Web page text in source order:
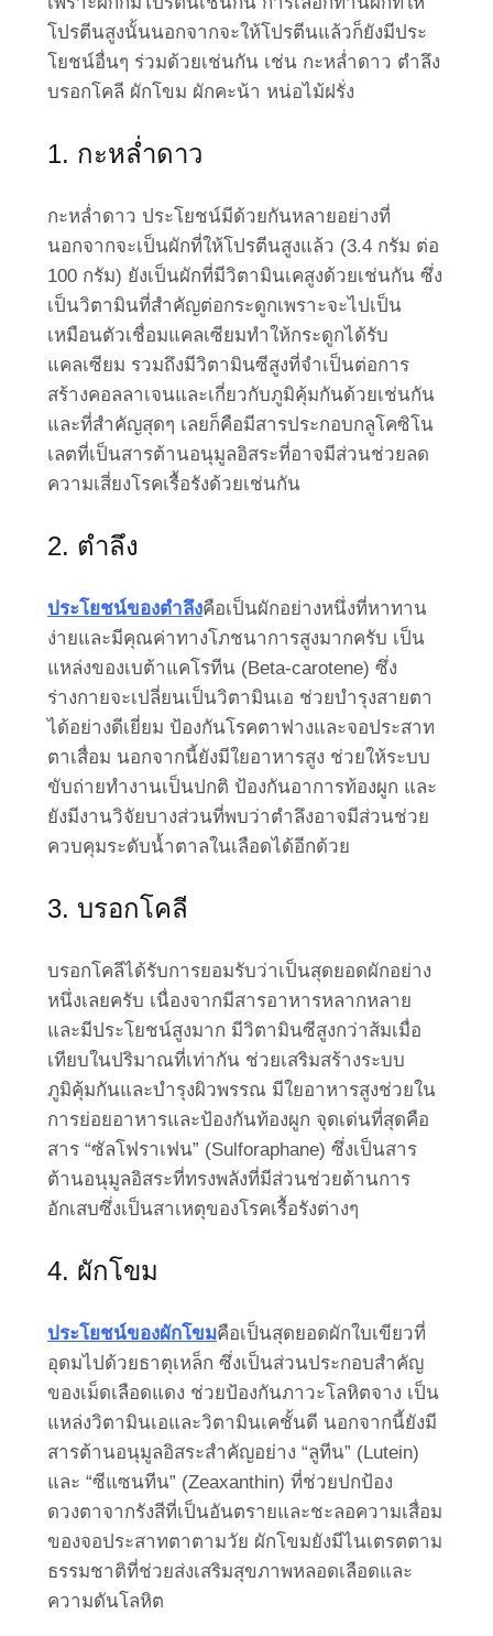
โปรตีนสูงนั้นนอกจากจะให้โปรตีนแล้วก็ยังมีประ
โยชน์อื่นๆ ร่วมด้วยเช่นกัน เช่น กะหล่ำดาว ตำลึง
บรอกโคลี ผักโขม ผักคะน้า หน่อไม้ฝรั่ง
1. กะหล่ำดาว
กะหล่ำดาว ประโยชน์มีด้วยกันหลายอย่างที่
นอกจากจะเป็นผักที่ให้โปรตีนสูงแล้ว (3.4 กรัม ต่อ
100 กรัม) ยังเป็นผักที่มีวิตามินเคสูงด้วยเช่นกัน ซึ่ง
เป็นวิตามินที่สำคัญต่อกระดูกเพราะจะไปเป็น
เหมือนตัวเชื่อมแคลเซียมทำให้กระดูกได้รับ
แคลเซียม รวมถึงมีวิตามินซีสูงที่จำเป็นต่อการ
สร้างคอลลาเจนและเกี่ยวกับภูมิคุ้มกันด้วยเช่นกัน
และที่สำคัญสุดๆ เลยก็คือมีสารประกอบกลูโคซิโน
เลตที่เป็นสารต้านอนุมูลอิสระที่อาจมีส่วนช่วยลด
ความเสี่ยงโรคเรื้อรังด้วยเช่นกัน
2. ตำลึง
ประโยชน์ของตำลึงคือเป็นผักอย่างหนึ่งที่หาทาน
ง่ายและมีคุณค่าทางโภชนาการสูงมากครับ เป็น
แหล่งของเบต้าแคโรทีน (Beta-carotene) ซึ่ง
ร่างกายจะเปลี่ยนเป็นวิตามินเอ ช่วยบำรุงสายตา
ได้อย่างดีเยี่ยม ป้องกันโรคตาฟางและจอประสาท
ตาเสื่อม นอกจากนี้ยังมีใยอาหารสูง ช่วยให้ระบบ
ขับถ่ายทำงานเป็นปกติ ป้องกันอาการท้องผูก และ
ยังมีงานวิจัยบางส่วนที่พบว่าตำลึงอาจมีส่วนช่วย
ควบคุมระดับน้ำตาลในเลือดได้อีกด้วย
3. บรอกโคลี
บรอกโคลีได้รับการยอมรับว่าเป็นสุดยอดผักอย่าง
หนึ่งเลยครับ เนื่องจากมีสารอาหารหลากหลาย
และมีประโยชน์สูงมาก มีวิตามินซีสูงกว่าส้มเมื่อ
เทียบในปริมาณที่เท่ากัน ช่วยเสริมสร้างระบบ
ภูมิคุ้มกันและบำรุงผิวพรรณ มีใยอาหารสูงช่วยใน
การย่อยอาหารและป้องกันท้องผูก จุดเด่นที่สุดคือ
สาร “ซัลโฟราเฟน” (Sulforaphane) ซึ่งเป็นสาร
ต้านอนุมูลอิสระที่ทรงพลังที่มีส่วนช่วยต้านการ
อักเสบซึ่งเป็นสาเหตุของโรคเรื้อรังต่างๆ
4. ผักโขม
ประโยชน์ของผักโขมคือเป็นสุดยอดผักใบเขียวที่
อุดมไปด้วยธาตุเหล็ก ซึ่งเป็นส่วนประกอบสำคัญ
ของเม็ดเลือดแดง ช่วยป้องกันภาวะโลหิตจาง เป็น
แหล่งวิตามินเอและวิตามินเคชั้นดี นอกจากนี้ยังมี
สารต้านอนุมูลอิสระสำคัญอย่าง “ลูทีน” (Lutein)
และ “ซีแซนทีน” (Zeaxanthin) ที่ช่วยปกป้อง
ดวงตาจากรังสีที่เป็นอันตรายและชะลอความเสื่อม
ของจอประสาทตาตามวัย ผักโขมยังมีไนเตรตตาม
ธรรมชาติที่ช่วยส่งเสริมสุขภาพหลอดเลือดและ
ความดันโลหิต